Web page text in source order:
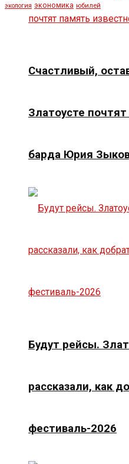
Счастливый,
Златоусте
барда Юрия
Будут рейсы.
рассказали, как
фестиваль-2026
экология экономика юбилей